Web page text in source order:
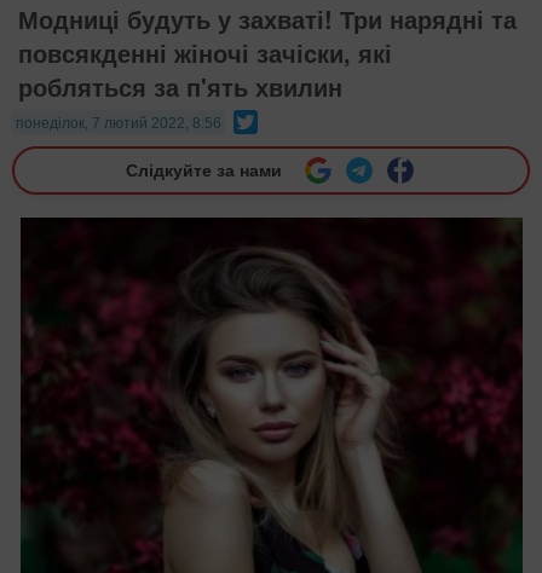
Модниці будуть у захваті! Три нарядні та
повсякденні жіночі зачіски, які
робляться за п'ять хвилин
понеділок, 7 лютий 2022, 8:56
Слідкуйте за нами